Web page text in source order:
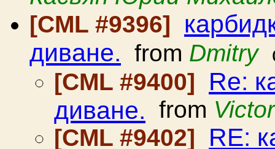
[CML #9396]
диване. from Dmitry
[CML #9400] Re:
диване. from
[CML #9402]
RE: